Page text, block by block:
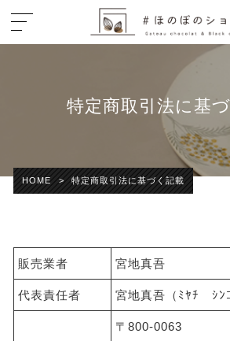
特定商取引法に基
HOME > 特定商取引法に基づく記載
販売業者 宮地真吾
代表責任者 宮地真吾（ﾐﾔﾁ ｼﾝｺ
〒800-0063